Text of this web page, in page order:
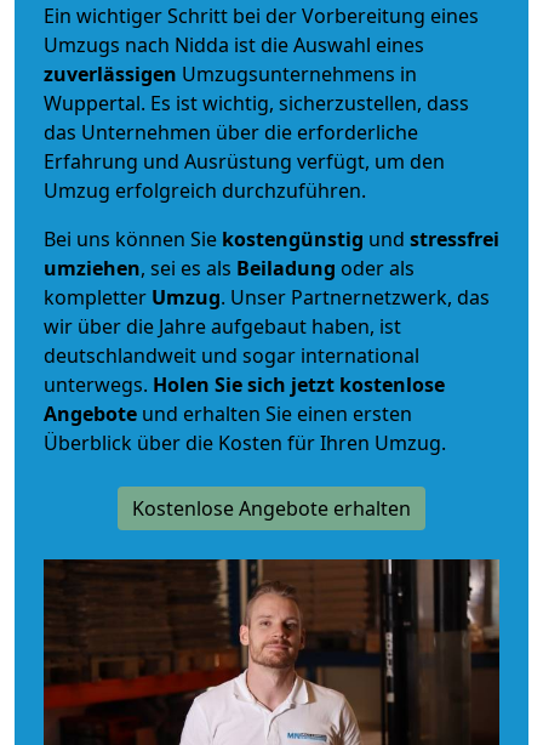
Ein wichtiger Schritt bei der Vorbereitung eines
Umzugs nach Nidda ist die Auswahl eines
zuverlässigen Umzugsunternehmens in
Wuppertal. Es ist wichtig, sicherzustellen, dass
das Unternehmen über die erforderliche
Erfahrung und Ausrüstung verfügt, um den
Umzug erfolgreich durchzuführen.
Bei uns können Sie kostengünstig und stressfrei
umziehen, sei es als Beiladung oder als
kompletter Umzug. Unser Partnernetzwerk, das
wir über die Jahre aufgebaut haben, ist
deutschlandweit und sogar international
unterwegs. Holen Sie sich jetzt kostenlose
Angebote und erhalten Sie einen ersten
Überblick über die Kosten für Ihren Umzug.
Kostenlose Angebote erhalten